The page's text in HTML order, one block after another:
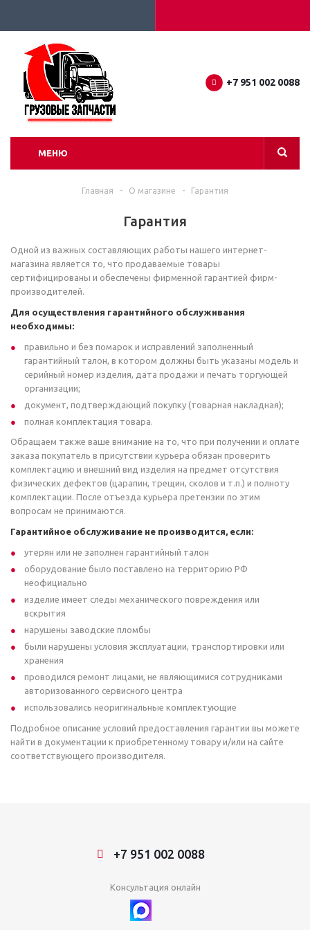
+7 951 002 0088
МЕНЮ
Главная - О магазине - Гарантия
Гарантия
Одной из важных составляющих работы нашего интернет-
магазина является то, что продаваемые товары
сертифицированы и обеспечены фирменной гарантией фирм-
производителей.
Для осуществления гарантийного обслуживания
необходимы:
правильно и без помарок и исправлений заполненный
гарантийный талон, в котором должны быть указаны модель и
серийный номер изделия, дата продажи и печать торгующей
организации;
документ, подтверждающий покупку (товарная накладная);
полная комплектация товара.
Обращаем также ваше внимание на то, что при получении и оплате
заказа покупатель в присутствии курьера обязан проверить
комплектацию и внешний вид изделия на предмет отсутствия
физических дефектов (царапин, трещин, сколов и т.п.) и полноту
комплектации. После отъезда курьера претензии по этим
вопросам не принимаются.
Гарантийное обслуживание не производится, если:
утерян или не заполнен гарантийный талон
оборудование было поставлено на территорию РФ
неофициально
изделие имеет следы механического повреждения или
вскрытия
нарушены заводские пломбы
были нарушены условия эксплуатации, транспортировки или
хранения
проводился ремонт лицами, не являющимися сотрудниками
авторизованного сервисного центра
использовались неоригинальные комплектующие
Подробное описание условий предоставления гарантии вы можете
найти в документации к приобретенному товару и/или на сайте
соответствующего производителя.
+7 951 002 0088
Консультация онлайн